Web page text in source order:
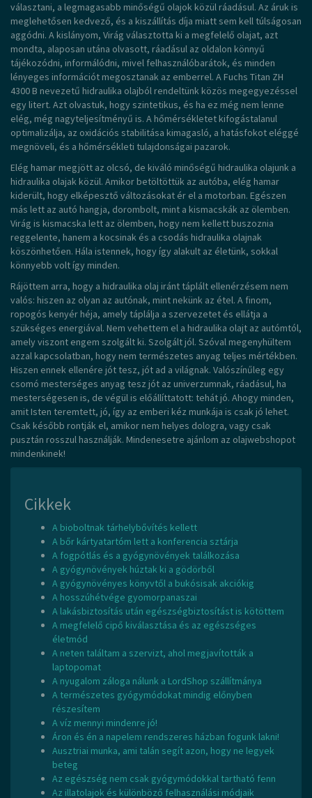
választani, a legmagasabb minőségű olajok közül ráadásul. Az áruk is
meglehetősen kedvező, és a kiszállítás díja miatt sem kell túlságosan
aggódni. A kislányom, Virág választotta ki a megfelelő olajat, azt
mondta, alaposan utána olvasott, ráadásul az oldalon könnyű
tájékozódni, informálódni, mivel felhasználóbarátok, és minden
lényeges információt megosztanak az emberrel. A Fuchs Titan ZH
4300 B nevezetű hidraulika olajból rendeltünk közös megegyezéssel
egy litert. Azt olvastuk, hogy szintetikus, és ha ez még nem lenne
elég, még nagyteljesítményű is. A hőmérsékletet kifogástalanul
optimalizálja, az oxidációs stabilitása kimagasló, a hatásfokot eléggé
megnöveli, és a hőmérsékleti tulajdonságai pazarok.
Elég hamar megjött az olcsó, de kiváló minőségű hidraulika olajunk a
hidraulika olajak közül. Amikor betöltöttük az autóba, elég hamar
kiderült, hogy elképesztő változásokat ér el a motorban. Egészen
más lett az autó hangja, dorombolt, mint a kismacskák az ölemben.
Virág is kismacska lett az ölemben, hogy nem kellett buszoznia
reggelente, hanem a kocsinak és a csodás hidraulika olajnak
köszönhetően. Hála istennek, hogy így alakult az életünk, sokkal
könnyebb volt így minden.
Rájöttem arra, hogy a hidraulika olaj iránt táplált ellenérzésem nem
valós: hiszen az olyan az autónak, mint nekünk az étel. A finom,
ropogós kenyér héja, amely táplálja a szervezetet és ellátja a
szükséges energiával. Nem vehettem el a hidraulika olajt az autómtól,
amely viszont engem szolgált ki. Szolgált jól. Szóval megenyhültem
azzal kapcsolatban, hogy nem természetes anyag teljes mértékben.
Hiszen ennek ellenére jót tesz, jót ad a világnak. Valószínűleg egy
csomó mesterséges anyag tesz jót az univerzumnak, ráadásul, ha
mesterségesen is, de végül is előállíttatott: tehát jó. Ahogy minden,
amit Isten teremtett, jó, így az emberi kéz munkája is csak jó lehet.
Csak később rontják el, amikor nem helyes dologra, vagy csak
pusztán rosszul használják. Mindenesetre ajánlom az olajwebshopot
mindenkinek!
Cikkek
A bioboltnak tárhelybővítés kellett
A bőr kártyatartóm lett a konferencia sztárja
A fogpótlás és a gyógynövények találkozása
A gyógynövények húztak ki a gödörből
A gyógynövényes könyvtől a bukósisak akciókig
A hosszúhétvége gyomorpanaszai
A lakásbiztosítás után egészségbiztosítást is kötöttem
A megfelelő cipő kiválasztása és az egészséges
életmód
A neten találtam a szervizt, ahol megjavították a
laptopomat
A nyugalom záloga nálunk a LordShop szállítmánya
A természetes gyógymódokat mindig előnyben
részesítem
A víz mennyi mindenre jó!
Áron és én a napelem rendszeres házban fogunk lakni!
Ausztriai munka, ami talán segít azon, hogy ne legyek
beteg
Az egészség nem csak gyógymódokkal tartható fenn
Az illatolajok és különböző felhasználási módjaik